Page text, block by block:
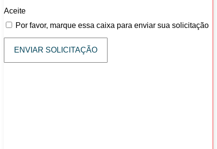
Aceite
Por favor, marque essa caixa para enviar sua solicitação
ENVIAR SOLICITAÇÃO